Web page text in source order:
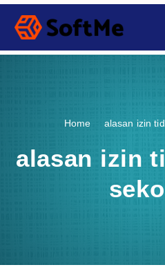
S
p
Home alasan izin
alasan izin